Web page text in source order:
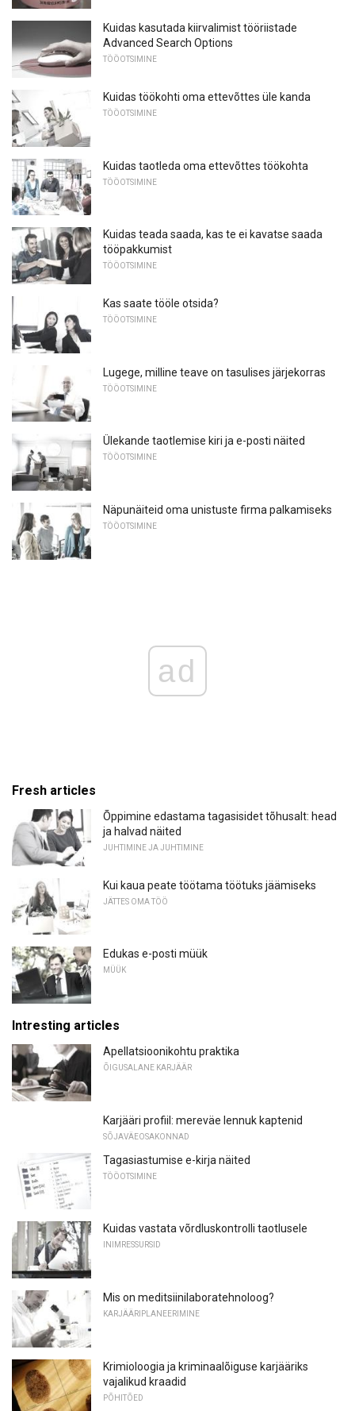
Kuidas kasutada kiirvalimist tööriistade
Advanced Search Options
TÖÖOTSIMINE
Kuidas töökohti oma ettevõttes üle kanda
TÖÖOTSIMINE
Kuidas taotleda oma ettevõttes töökohta
TÖÖOTSIMINE
Kuidas teada saada, kas te ei kavatse saada
tööpakkumist
TÖÖOTSIMINE
Kas saate tööle otsida?
TÖÖOTSIMINE
Lugege, milline teave on tasulises järjekorras
TÖÖOTSIMINE
Ülekande taotlemise kiri ja e-posti näited
TÖÖOTSIMINE
Näpunäiteid oma unistuste firma palkamiseks
TÖÖOTSIMINE
ad
Fresh articles
Õppimine edastama tagasisidet tõhusalt: head
ja halvad näited
JUHTIMINE JA JUHTIMINE
Kui kaua peate töötama töötuks jäämiseks
JÄTTES OMA TÖÖ
Edukas e-posti müük
MÜÜK
Intresting articles
Apellatsioonikohtu praktika
ÕIGUSALANE KARJÄÄR
Karjääri profiil: mereväe lennuk kaptenid
SÕJAVÄEOSAKONNAD
Tagasiastumise e-kirja näited
TÖÖOTSIMINE
Kuidas vastata võrdluskontrolli taotlusele
INIMRESSURSID
Mis on meditsiinilaboratehnoloog?
KARJÄÄRIPLANEERIMINE
Krimioloogia ja kriminaalõiguse karjääriks
vajalikud kraadid
PÕHITÕED